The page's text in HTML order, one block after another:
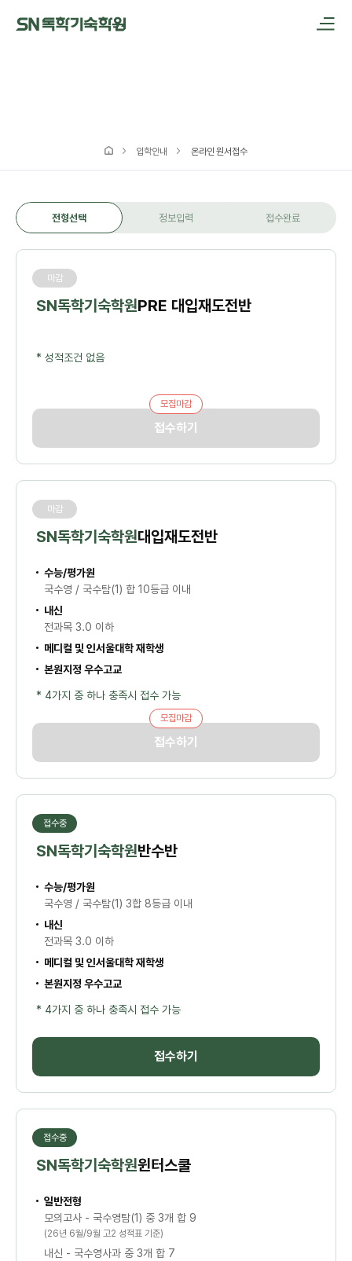
입학안내 온라인 원서접수
전형선택 정보입력 접수완료
마감
SN독학기숙학원PRE 대입재도전반
* 성적조건 없음
접수하기
모집마감
마감
SN독학기숙학원대입재도전반
수능/평가원
국수영 / 국수탐(1) 합 10등급 이내
내신
전과목 3.0 이하
메디컬 및 인서울대학 재학생
본원지정 우수고교
* 4가지 중 하나 충족시 접수 가능
접수하기
모집마감
접수중
SN독학기숙학원반수반
수능/평가원
국수영 / 국수탐(1) 3합 8등급 이내
내신
전과목 3.0 이하
메디컬 및 인서울대학 재학생
본원지정 우수고교
* 4가지 중 하나 충족시 접수 가능
접수하기
접수중
SN독학기숙학원윈터스쿨
일반전형
모의고사 - 국수영탐(1) 중 3개 합 9
(26년 6월/9월 고2 성적표 기준)
내신 - 국수영사과 중 3개 합 7